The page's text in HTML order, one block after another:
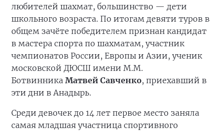
любителей шахмат, большинство — дети
школьного возраста. По итогам девяти туров в
общем зачёте победителем признан кандидат
в мастера спорта по шахматам, участник
чемпионатов России, Европы и Азии, ученик
московской ДЮСШ имени М.М.
Ботвинника Матвей Савченко, приехавший в
эти дни в Анадырь.
Среди девочек до 14 лет первое место заняла
самая младшая участница спортивного